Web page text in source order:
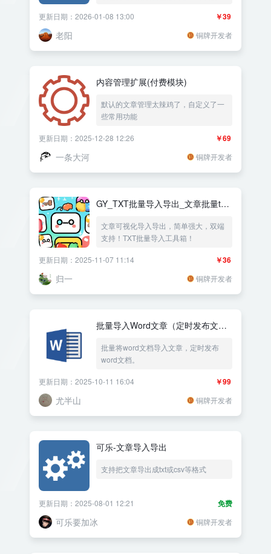
会员下载文档，离线可以看图的文档 ￥39
更新日期：2026-01-08 13:00
老阳 铜牌开发者
内容管理扩展(付费模块)
默认的文章管理太辣鸡了，自定义了一
些常用功能
￥69
更新日期：2025-12-28 12:26
一条大河 铜牌开发者
GY_TXT批量导入导出_文章批量txt
文章可视化导入导出，简单强大，双端
支持！TXT批量导入工具箱！
￥36
更新日期：2025-11-07 11:14
归一 铜牌开发者
批量导入Word文章（定时发布文章
式)
批量将word文档导入文章，定时发布
word文档。
￥99
更新日期：2025-10-11 16:04
尤半山 铜牌开发者
可乐-文章导入导出
支持把文章导出成txt或csv等格式
免费
更新日期：2025-08-01 12:21
可乐要加冰 铜牌开发者